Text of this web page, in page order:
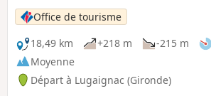
Office de tourisme
18,49 km
+218 m -215 m
Moyenne
Départ à Lugaignac (Gironde)